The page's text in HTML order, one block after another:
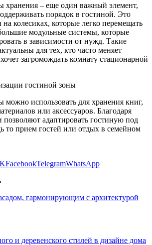
хранения – еще один важный элемент,
порядок в гостиной. Это
колесиках, которые легко перемещать
модульные системы, которые
в зависимости от нужд. Такие
для тех, кто часто меняет
загромождать комнату стационарной
использовать для хранения книг,
или аксессуаров. Благодаря
позволяют адаптировать гостиную под
то прием гостей или отдых в семейном
FacebookTelegramWhatsApp
гармонирующим с архитектурой
и деревенского стилей в дизайне дома